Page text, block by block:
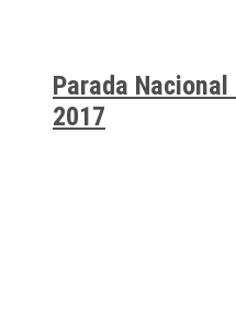
Parada
2017